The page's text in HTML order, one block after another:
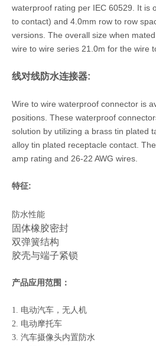
2.0mm汽车防水连接器 M20032E-1X3-W易插拔款
waterproof rating per IEC 60529. It is
to contact) and 4.0mm row to row
versions. The overall size when
wire to wire series 21.0m for the wire
线对线防水连接器:
Wire to wire waterproof connector is
positions. These waterproof
solution by utilizing a brass tin plated
alloy tin plated receptacle contact.
amp rating and 26-22 AWG wires.
特征:
防水性能
固体橡胶密封
双弹簧结构
胶壳与端子紧锁
产品应用范围：
1. 电动汽车，无人机
2. 电动摩托车
3. 汽车摄像头内置防水